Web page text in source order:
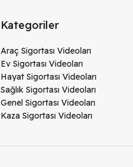
Kategoriler
Araç Sigortası Videoları
Ev Sigortası Videoları
Hayat Sigortası Videoları
Sağlık Sigortası Videoları
Genel Sigortası Videoları
Kaza Sigortası Videoları